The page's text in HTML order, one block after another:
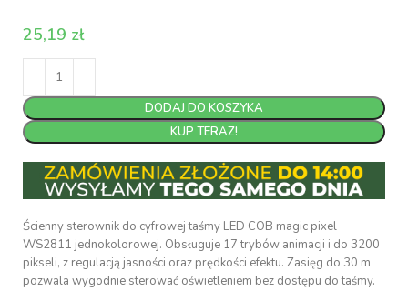
zł
DODAJ DO KOSZYKA
KUP TERAZ!
Ścienny sterownik do cyfrowej taśmy LED COB magic pixel
WS2811 jednokolorowej. Obsługuje 17 trybów animacji i do 3200
pikseli, z regulacją jasności oraz prędkości efektu. Zasięg do 30 m
pozwala wygodnie sterować oświetleniem bez dostępu do taśmy.